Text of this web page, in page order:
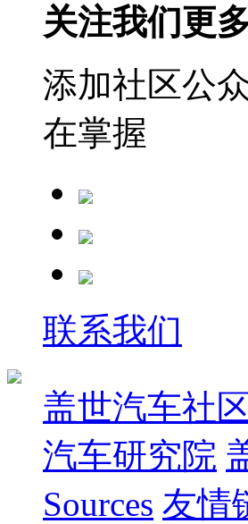
关注我们更
添加社区公
在掌握
联系我们
盖世汽车社
汽车研究院
Sources 友情